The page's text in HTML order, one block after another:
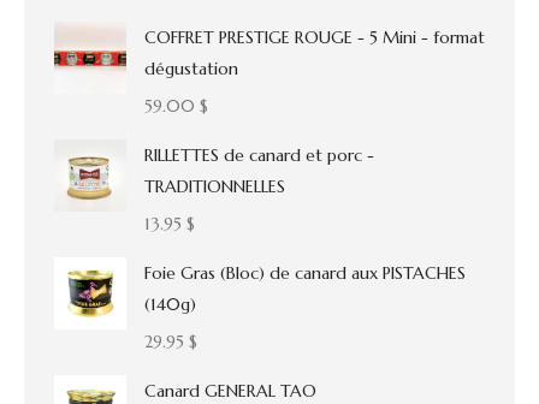
COFFRET PRESTIGE ROUGE - 5 Mini - format
dégustation
59.00 $
RILLETTES de canard et porc -
TRADITIONNELLES
13.95 $
Foie Gras (Bloc) de canard aux PISTACHES
(140g)
29.95 $
Canard GENERAL TAO